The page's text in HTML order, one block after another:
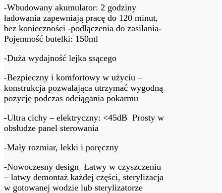
-Wbudowany akumulator: 2 godziny
ładowania zapewniają pracę do 120 minut,
bez konieczności -podłączenia do zasilania-
Pojemność butelki: 150ml
-Duża wydajność lejka ssącego
-Bezpieczny i komfortowy w użyciu –
konstrukcja pozwalająca utrzymać wygodną
pozycję podczas odciągania pokarmu
-Ultra cichy – elektryczny: <45dB Prosty w
obsłudze panel sterowania
-Mały rozmiar, lekki i poręczny
-Nowoczesny design Łatwy w czyszczeniu
– łatwy demontaż każdej części, sterylizacja
w gotowanej wodzie lub sterylizatorze